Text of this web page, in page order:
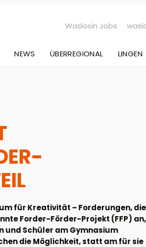
Waslosin Jobs
NEWS ÜBERREGIONAL LINGEN
für Kreativität – Forderungen, die
Forder-Förder-Projekt (FFP) an,
und Schüler am Gymnasium
die Möglichkeit, statt am für sie